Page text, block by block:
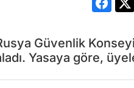
Güvenlik
Yasaya göre,